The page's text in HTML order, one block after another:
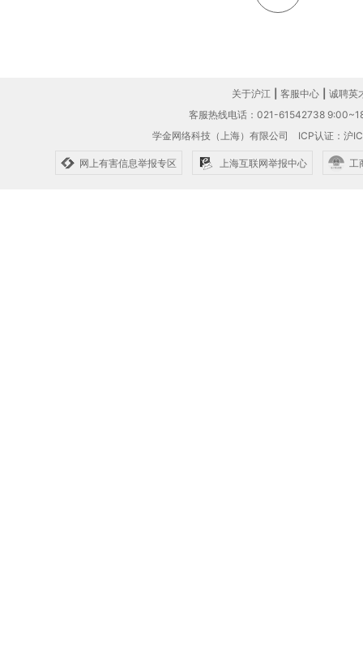
关于沪江 客服中心
诚聘英
客服热线电话：021-61542738
学金网络科技（上海）有限公司 ICP认证：沪
网上有害信息举报专区 上海互联网举报中心 工